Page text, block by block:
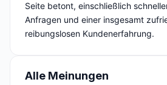
Seite betont, einschließlich
Anfragen und einer insgesamt
reibungslosen Kundenerfahrung.
Alle Meinungen